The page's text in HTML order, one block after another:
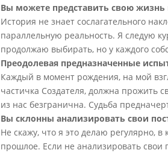
Вы можете представить свою жизнь
История не знает сослагательного
параллельную реальность. Я следую
продолжаю выбирать, но у каждого
Преодолевая предназначенные
Каждый в момент рождения, на мой
частичка Создателя, должна прожить
из нас безгранична. Судьба
Вы склонны анализировать свои
Не скажу, что я это делаю регулярно,
прошлое. Если не анализировать